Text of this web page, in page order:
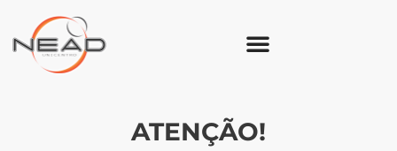
ATENÇÃO!